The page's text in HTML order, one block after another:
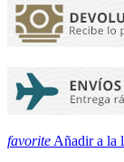
favorite Añadir a la